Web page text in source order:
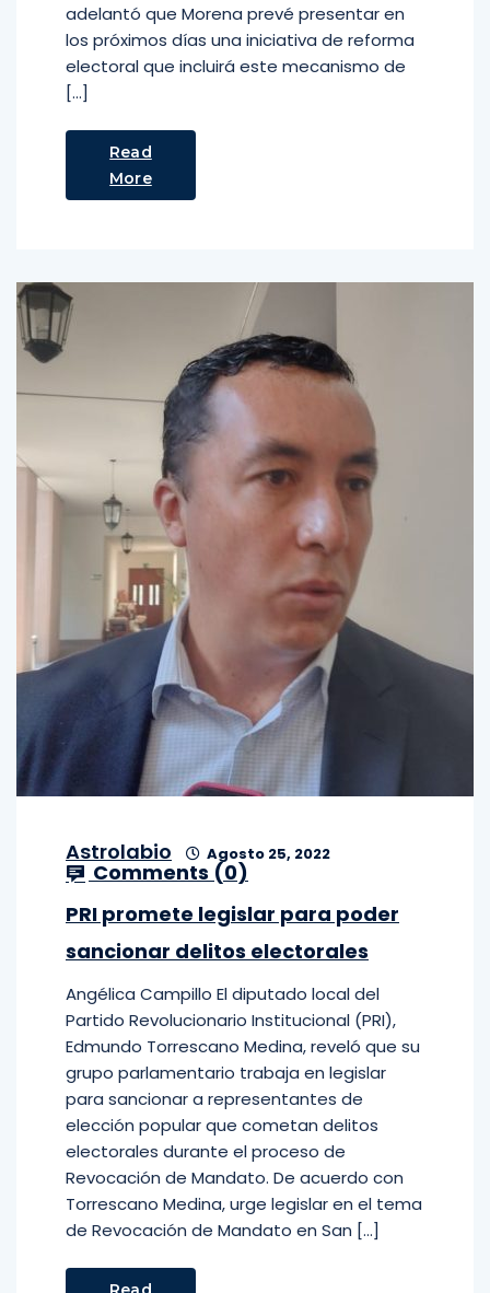
adelantó que Morena prevé presentar en
los próximos días una iniciativa de reforma
electoral que incluirá este mecanismo de
[…]
Read
More
Astrolabio Agosto 25, 2022
Comments (0)
PRI promete legislar para poder
sancionar delitos electorales
Angélica Campillo El diputado local del
Partido Revolucionario Institucional (PRI),
Edmundo Torrescano Medina, reveló que su
grupo parlamentario trabaja en legislar
para sancionar a representantes de
elección popular que cometan delitos
electorales durante el proceso de
Revocación de Mandato. De acuerdo con
Torrescano Medina, urge legislar en el tema
de Revocación de Mandato en San […]